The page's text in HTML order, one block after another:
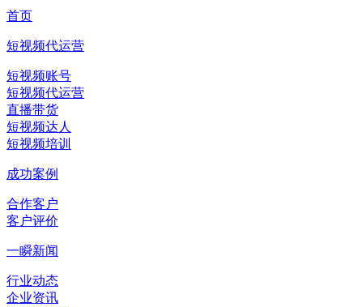
首页
短视频代运营
短视频账号
短视频代运营
直播带货
短视频达人
短视频培训
成功案例
合作客户
客户评价
一瞬新闻
行业动态
企业资讯